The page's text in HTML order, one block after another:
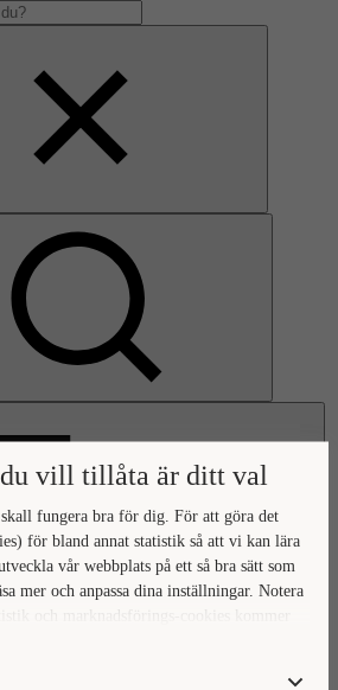
vill tillåta är ditt val
fungera bra för dig. För att göra det
för bland annat statistik så att vi kan lära
vår webbplats på ett så bra sätt som
mer och anpassa dina inställningar. Notera
och marknadsförings-cookies kommer